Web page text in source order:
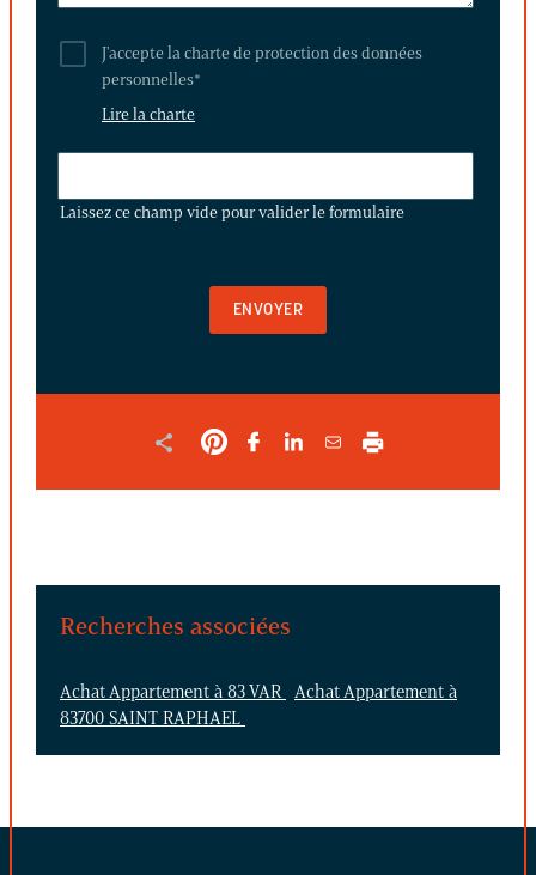
J'accepte la charte de protection des données
personnelles*
Lire la charte
CHAMP
Laissez ce champ vide pour valider le formulaire
Recherches associées
Achat Appartement à 83 VAR Achat Appartement à
83700 SAINT RAPHAEL